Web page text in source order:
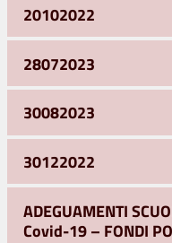
20102022
28072023
30082023
30122022
ADEGUAMENTI
Covid-19 – FONDI